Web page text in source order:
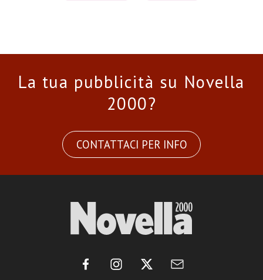
La tua pubblicità su Novella
2000?
CONTATTACI PER INFO